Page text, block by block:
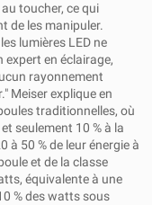
toucher, ce qui
de les manipuler.
lumières LED ne
expert en éclairage,
rayonnement
Meiser explique en
traditionnelles, où
seulement 10 % à la
à 50 % de leur énergie à
et de la classe
équivalente à une
% des watts sous